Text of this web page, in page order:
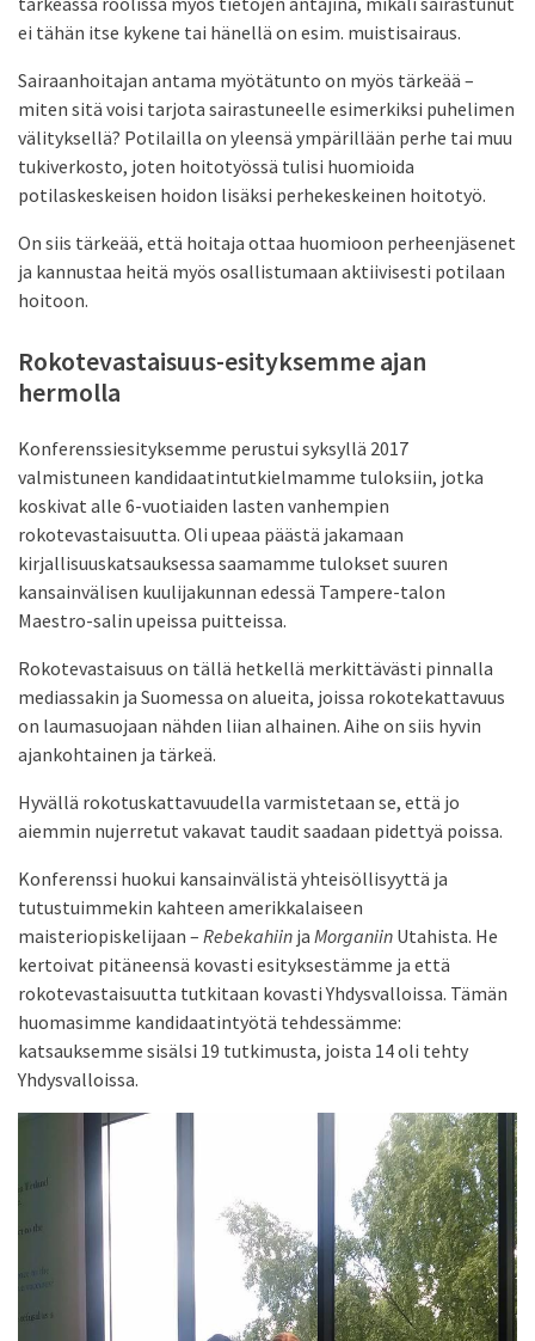
ei tähän itse kykene tai hänellä on esim. muistisairaus.
Sairaanhoitajan antama myötätunto on myös tärkeää –
miten sitä voisi tarjota sairastuneelle esimerkiksi puhelimen
välityksellä? Potilailla on yleensä ympärillään perhe tai muu
tukiverkosto, joten hoitotyössä tulisi huomioida
potilaskeskeisen hoidon lisäksi perhekeskeinen hoitotyö.
On siis tärkeää, että hoitaja ottaa huomioon perheenjäsenet
ja kannustaa heitä myös osallistumaan aktiivisesti potilaan
hoitoon.
Rokotevastaisuus-esityksemme ajan
hermolla
Konferenssiesityksemme perustui syksyllä 2017
valmistuneen kandidaatintutkielmamme tuloksiin, jotka
koskivat alle 6-vuotiaiden lasten vanhempien
rokotevastaisuutta. Oli upeaa päästä jakamaan
kirjallisuuskatsauksessa saamamme tulokset suuren
kansainvälisen kuulijakunnan edessä Tampere-talon
Maestro-salin upeissa puitteissa.
Rokotevastaisuus on tällä hetkellä merkittävästi pinnalla
mediassakin ja Suomessa on alueita, joissa rokotekattavuus
on laumasuojaan nähden liian alhainen. Aihe on siis hyvin
ajankohtainen ja tärkeä.
Hyvällä rokotuskattavuudella varmistetaan se, että jo
aiemmin nujerretut vakavat taudit saadaan pidettyä poissa.
Konferenssi huokui kansainvälistä yhteisöllisyyttä ja
tutustuimmekin kahteen amerikkalaiseen
maisteriopiskelijaan – Rebekahiin ja Morganiin Utahista. He
kertoivat pitäneensä kovasti esityksestämme ja että
rokotevastaisuutta tutkitaan kovasti Yhdysvalloissa. Tämän
huomasimme kandidaatintyötä tehdessämme:
katsauksemme sisälsi 19 tutkimusta, joista 14 oli tehty
Yhdysvalloissa.